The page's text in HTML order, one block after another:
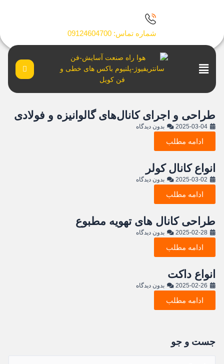
شماره تماس: 09124604700
Main
طراحی و اجرای کانال‌های گالوانیزه و فولادی
2025-03-04 بدون دیدگاه
ادامه مطلب
انواع کانال کولر
بدون دیدگاه
ادامه مطلب
طراحی کانال های تهویه مطبوع
بدون دیدگاه
ادامه مطلب
انواع داکت
بدون دیدگاه
ادامه مطلب
جست و جو